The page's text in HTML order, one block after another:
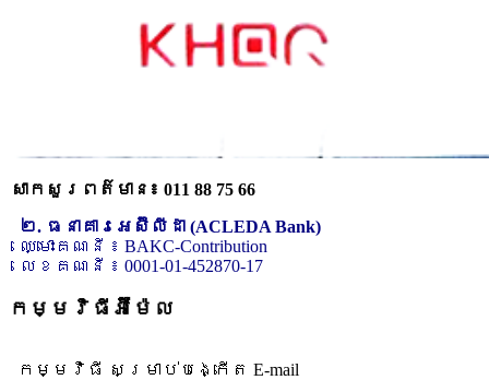
សាកសួរពត៌មាន៖ 011 88 75 66
២. ធនាគារអេស៊ីលីដា (ACLEDA Bank)
ឈ្មោះគណនី ៖ BAKC-Contribution
លេខគណនី ៖ 0001-01-452870-17
កម្មវិធីអ៊ីម៉ែល
កម្មវិធី សម្រាប់បង្កើត E-mail